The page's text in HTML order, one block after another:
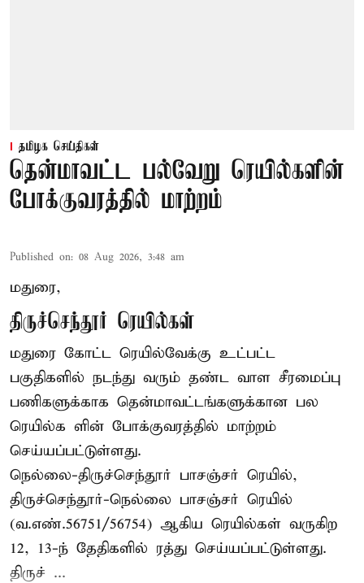
தமிழக செய்திகள்
தென்மாவட்ட பல்வேறு ரெயில்களின்
போக்குவரத்தில் மாற்றம்
Published on: 08 Aug 2026, 3:48 am
மதுரை,
திருச்செந்தூர் ரெயில்கள்
மதுரை கோட்ட ரெயில்வேக்கு உட்பட்ட
பகுதிகளில் நடந்து வரும் தண்ட வாள சீரமைப்பு
பணிகளுக்காக தென்மாவட்டங்களுக்கான பல
ரெயில்க ளின் போக்குவரத்தில் மாற்றம்
செய்யப்பட்டுள்ளது.
நெல்லை-திருச்செந்தூர் பாசஞ்சர் ரெயில்,
திருச்செந்தூர்-நெல்லை பாசஞ்சர் ரெயில்
(வ.எண்.56751/56754) ஆகிய ரெயில்கள் வருகிற
12, 13-ந் தேதிகளில் ரத்து செய்யப்பட்டுள்ளது.
திருச் ...